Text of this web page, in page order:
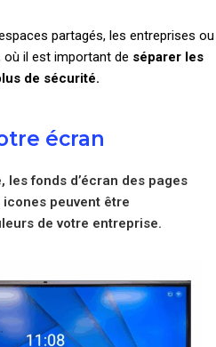
partagés, les entreprises ou
où il est important de séparer les
de sécurité.
écran
les fonds d’écran des pages
peuvent être
de votre entreprise.